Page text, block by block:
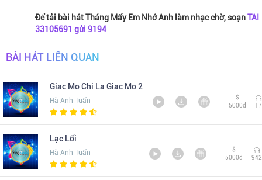
Để tải bài hát Tháng Mấy Em Nhớ Anh làm nhạc chờ, soạnTAI
33105691 gửi 9194
BÀI HÁT LIÊN QUAN
Giac Mo Chi La Giac Mo 2
Hà Anh Tuấn
$
5000đ
17
Lạc Lối
Hà Anh Tuấn
$
5000đ
942